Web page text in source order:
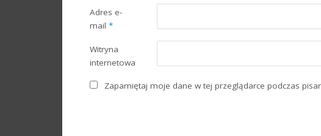
Adres e-
mail *
Witryna
internetowa
Zapamiętaj moje dane w tej przeglądarce podczas